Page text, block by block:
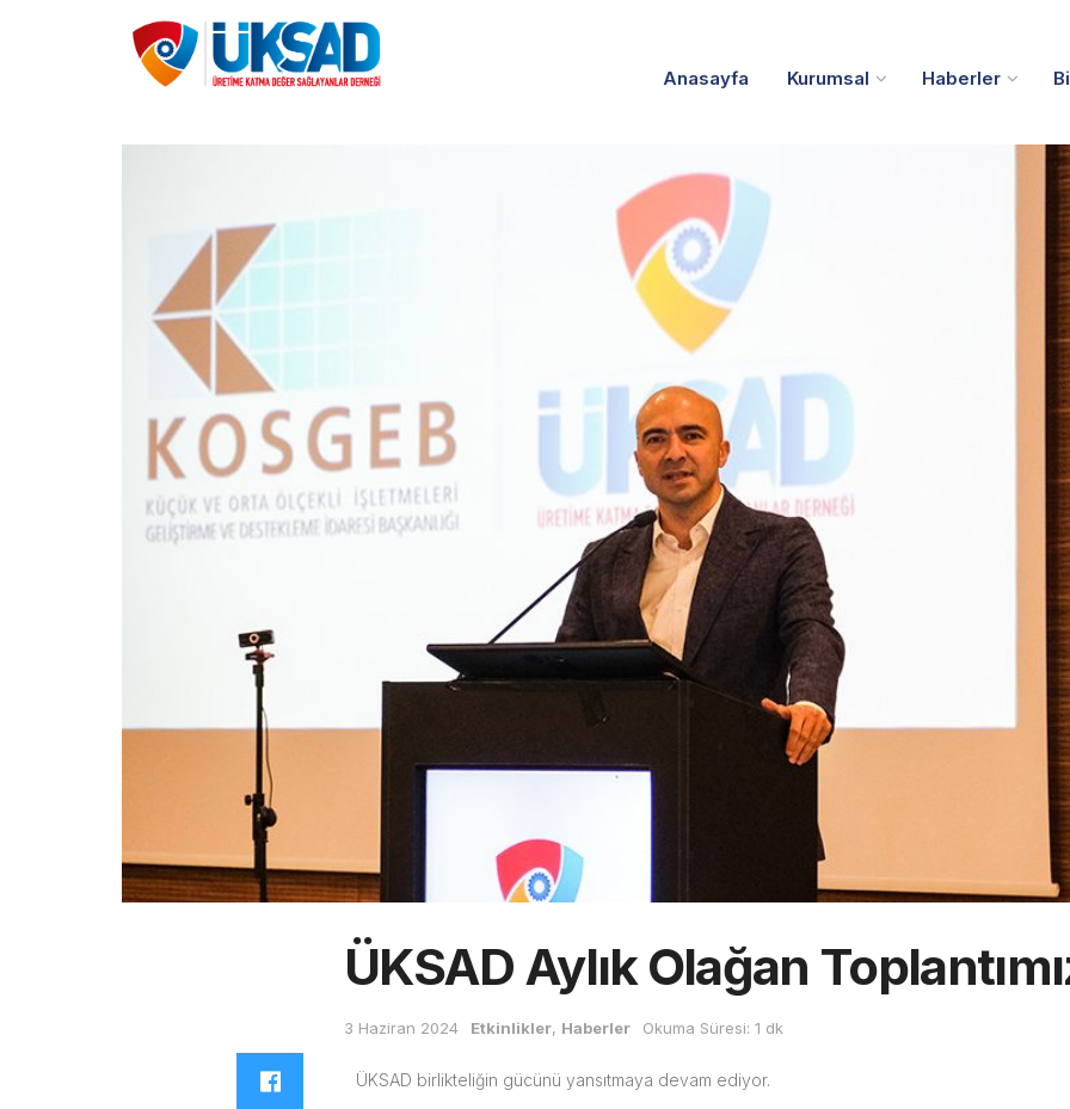
Anasayfa Kurumsal Haberler
ÜKSAD Aylık Olağan
3 Haziran 2024 Etkinlikler, Haberler Okuma Süresi: 1 dk
ÜKSAD birlikteliğin gücünü yansıtmaya devam ediyor.